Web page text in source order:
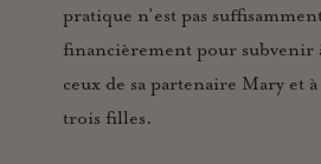
pratique n’est pas
financièrement pour subvenir
ceux de sa partenaire Mary et
trois filles.